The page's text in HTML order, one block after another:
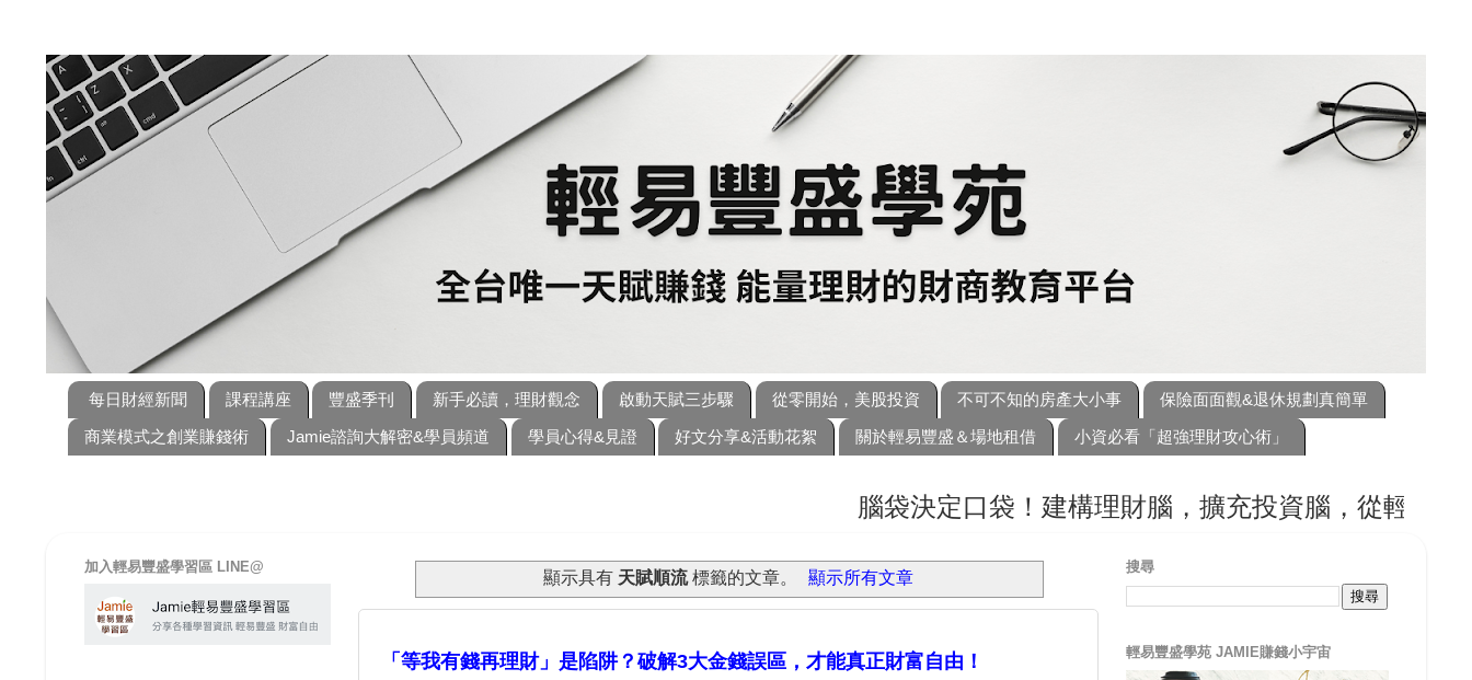
每日財經新聞 課程講座 豐盛季刊 新手必讀，理財觀念 啟動天賦三步驟 從零開始，美股投資 不可不知的房產大小事
保險面面觀&退休規劃真簡單
商業模式之創業賺錢術
Jamie諮詢大解密&學員頻道 學員心得&見證 好文分享&活動花絮 關於輕易豐盛＆場地租借 小資必看「超強理財攻心術」
腦袋決定口袋！建構理財腦，擴充投資腦，從輕易豐盛開始！
顯示具有 天賦順流標籤的文章。 顯示所有文章
「等我有錢再理財」是陷阱？破解3大金錢誤區，才能真正財富自由！
加入輕易豐盛學習區 LINE@ 搜尋
輕易豐盛學苑 JAMIE賺錢小宇宙